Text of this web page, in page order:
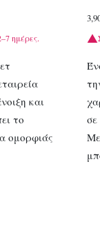
ημέρες.
και
το
ομορφιάς
σε